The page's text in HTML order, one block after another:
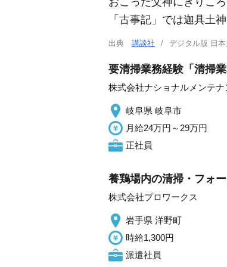
「古事記」では迦具土神
出典 講談社 デジタル版 日
要清掃業務経験「清掃
株式会社ナショナルメンテナ
岐阜県 岐阜市
月給24万円～29万円
正社員
養鶏場内の清掃・フォ
株式会社プロワークス
岩手県 洋野町
時給1,300円
派遣社員